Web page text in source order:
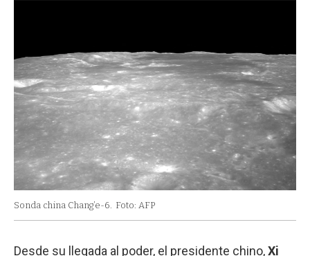
Sonda china Chang’e-6. Foto: AFP
Desde su llegada al poder, el presidente chino,Xi